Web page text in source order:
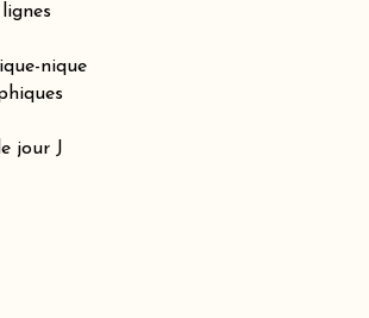
nique
jour J